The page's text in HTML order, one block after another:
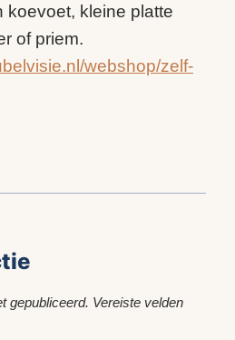
koevoet, kleine platte
of priem.
webshop/zelf-
gepubliceerd. Vereiste velden